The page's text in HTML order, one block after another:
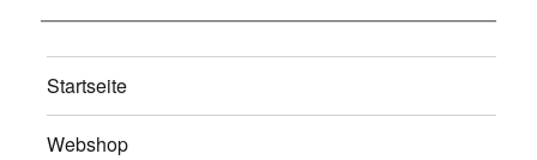
Startseite
Webshop